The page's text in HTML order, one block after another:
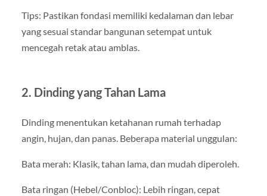
Tips: Pastikan fondasi memiliki kedalaman dan lebar
yang sesuai standar bangunan setempat untuk
mencegah retak atau amblas.
2. Dinding yang Tahan Lama
Dinding menentukan ketahanan rumah terhadap
angin, hujan, dan panas. Beberapa material unggulan:
Bata merah: Klasik, tahan lama, dan mudah diperoleh.
Bata ringan (Hebel/Conbloc): Lebih ringan, cepat